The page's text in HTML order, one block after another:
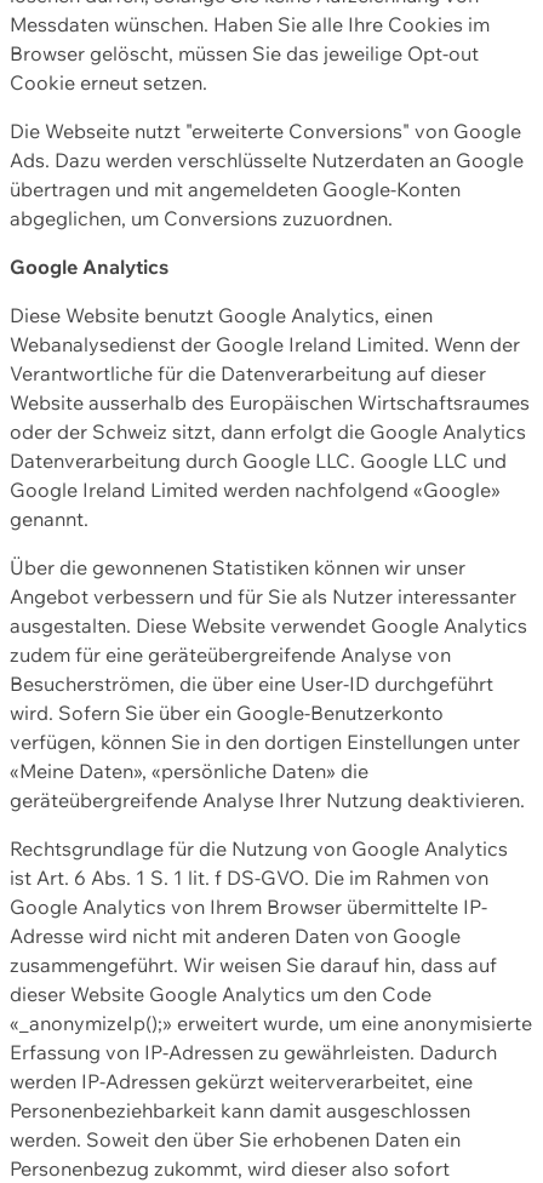
Messdaten wünschen. Haben Sie alle Ihre Cookies im
Browser gelöscht, müssen Sie das jeweilige Opt-out
Cookie erneut setzen.
Die Webseite nutzt "erweiterte Conversions" von Google
Ads. Dazu werden verschlüsselte Nutzerdaten an Google
übertragen und mit angemeldeten Google-Konten
abgeglichen, um Conversions zuzuordnen.
Google Analytics
Diese Website benutzt Google Analytics, einen
Webanalysedienst der Google Ireland Limited. Wenn der
Verantwortliche für die Datenverarbeitung auf dieser
Website ausserhalb des Europäischen Wirtschaftsraumes
oder der Schweiz sitzt, dann erfolgt die Google Analytics
Datenverarbeitung durch Google LLC. Google LLC und
Google Ireland Limited werden nachfolgend «Google»
genannt.
Über die gewonnenen Statistiken können wir unser
Angebot verbessern und für Sie als Nutzer interessanter
ausgestalten. Diese Website verwendet Google Analytics
zudem für eine geräteübergreifende Analyse von
Besucherströmen, die über eine User-ID durchgeführt
wird. Sofern Sie über ein Google-Benutzerkonto
verfügen, können Sie in den dortigen Einstellungen unter
«Meine Daten», «persönliche Daten» die
geräteübergreifende Analyse Ihrer Nutzung deaktivieren.
Rechtsgrundlage für die Nutzung von Google Analytics
ist Art. 6 Abs. 1 S. 1 lit. f DS-GVO. Die im Rahmen von
Google Analytics von Ihrem Browser übermittelte IP-
Adresse wird nicht mit anderen Daten von Google
zusammengeführt. Wir weisen Sie darauf hin, dass auf
dieser Website Google Analytics um den Code
«_anonymizeIp();» erweitert wurde, um eine anonymisierte
Erfassung von IP-Adressen zu gewährleisten. Dadurch
werden IP-Adressen gekürzt weiterverarbeitet, eine
Personenbeziehbarkeit kann damit ausgeschlossen
werden. Soweit den über Sie erhobenen Daten ein
Personenbezug zukommt, wird dieser also sofort